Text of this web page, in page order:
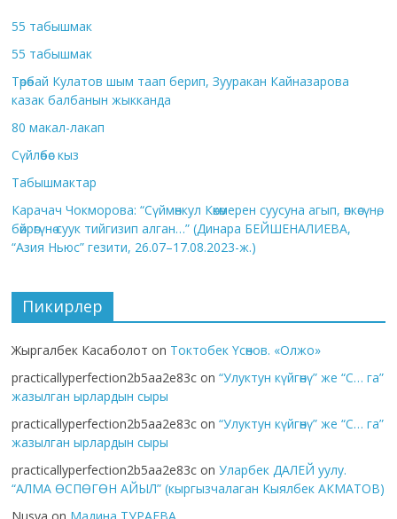
55 табышмак
55 табышмак
Төрөбай Кулатов шым таап берип, Зууракан Кайназарова
казак балбанын жыкканда
80 макал-лакап
Сүйлөбөс кыз
Табышмактар
Карачач Чокморова: “Сүймөнкул Көкөмерен суусуна агып, өпкөсүнө,
бөйрөгүнө суук тийгизип алган…” (Динара БЕЙШЕНАЛИЕВА,
“Азия Ньюс” гезити, 26.07–17.08.2023-ж.)
Пикирлер
Жыргалбек Касаболот on Токтобек Үсөнов. «Олжо»
practicallyperfection2b5aa2e83c on“Улуктун күйгөнү” же “С… га”
жазылган ырлардын сыры
practicallyperfection2b5aa2e83c on“Улуктун күйгөнү” же “С… га”
жазылган ырлардын сыры
practicallyperfection2b5aa2e83c onУларбек ДАЛЕЙ уулу.
“АЛМА ӨСПӨГӨН АЙЫЛ” (кыргызчалаган Кыялбек АКМАТОВ)
Nusya on Мадина ТУРАЕВА